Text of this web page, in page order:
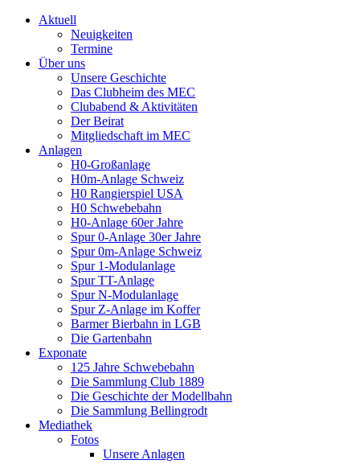
Aktuell
Neuigkeiten
Termine
Über uns
Unsere Geschichte
Das Clubheim des MEC
Clubabend & Aktivitäten
Der Beirat
Mitgliedschaft im MEC
Anlagen
H0-Großanlage
H0m-Anlage Schweiz
H0 Rangierspiel USA
H0 Schwebebahn
H0-Anlage 60er Jahre
Spur 0-Anlage 30er Jahre
Spur 0m-Anlage Schweiz
Spur 1-Modulanlage
Spur TT-Anlage
Spur N-Modulanlage
Spur Z-Anlage im Koffer
Barmer Bierbahn in LGB
Die Gartenbahn
Exponate
125 Jahre Schwebebahn
Die Sammlung Club 1889
Die Geschichte der Modellbahn
Die Sammlung Bellingrodt
Mediathek
Fotos
Unsere Anlagen